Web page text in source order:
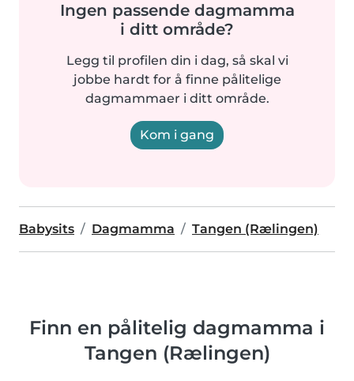
Ingen passende dagmamma
i ditt område?
Legg til profilen din i dag, så skal vi
jobbe hardt for å finne pålitelige
dagmammaer i ditt område.
Kom i gang
Babysits Dagmamma Tangen (Rælingen)
Finn en pålitelig dagmamma i
Tangen (Rælingen)